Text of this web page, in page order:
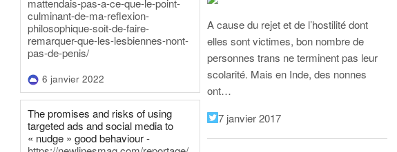
mattendais-pas-a-ce-que-le-point-
culminant-de-ma-reflexion-
philosophique-soit-de-faire-
remarquer-que-les-lesbiennes-nont-
pas-de-penis/
6 janvier 2022
The promises and risks of using
targeted ads and social media to
« nudge » good behaviour -
A cause du rejet et de l’hostilité dont
elles sont victimes, bon nombre de
personnes trans ne terminent pas leur
scolarité. Mais en Inde, des nonnes
ont…
7 janvier 2017